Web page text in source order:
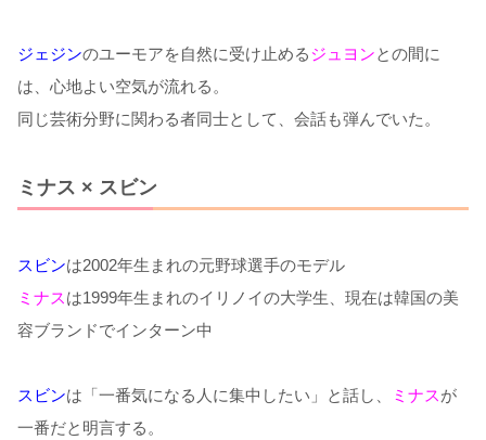
ジェジンのユーモアを自然に受け止めるジュヨンとの間に
は、心地よい空気が流れる。
同じ芸術分野に関わる者同士として、会話も弾んでいた。
ミナス × スビン
スビンは2002年生まれの元野球選手のモデル
ミナスは1999年生まれのイリノイの大学生、現在は韓国の美
容ブランドでインターン中
スビンは「一番気になる人に集中したい」と話し、 ミナスが
一番だと明言する。